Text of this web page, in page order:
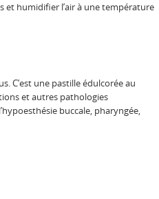
et humidifier l’air à une température
C’est une pastille édulcorée au
et autres pathologies
buccale, pharyngée,